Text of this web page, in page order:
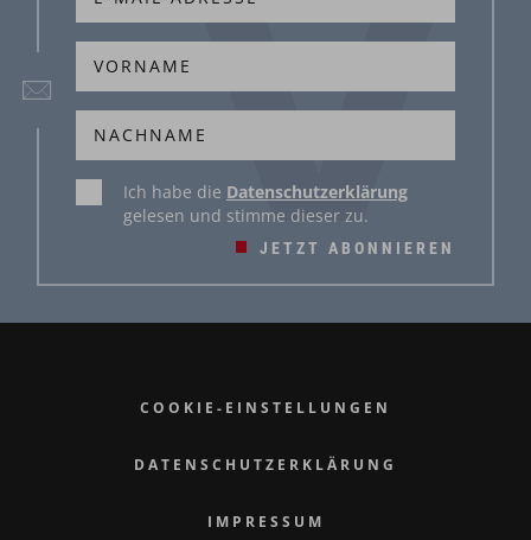
JETZT ABONNIEREN
Ich habe die Datenschutzerklärung
gelesen und stimme dieser zu.
COOKIE-EINSTELLUNGEN
DATENSCHUTZERKLÄRUNG
IMPRESSUM